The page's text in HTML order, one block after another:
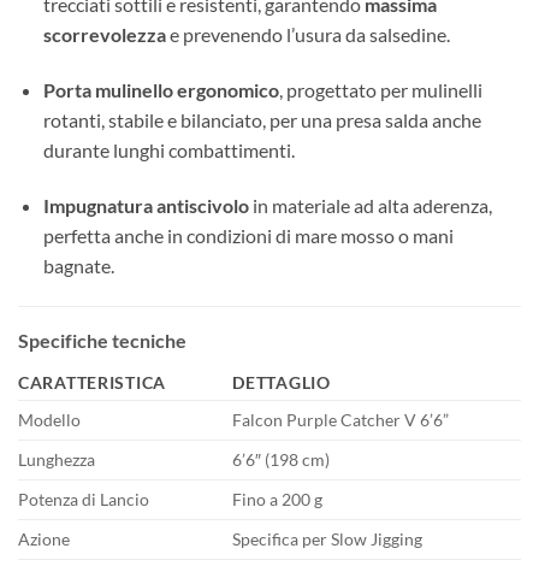
scorrevolezzae prevenendo l’usura da salsedine.
Porta mulinello ergonomico, progettato per mulinelli
rotanti, stabile e bilanciato, per una presa salda anche
durante lunghi combattimenti.
Impugnatura antiscivoloin materiale ad alta aderenza,
perfetta anche in condizioni di mare mosso o mani
bagnate.
Specifiche tecniche
CARATTERISTICA
DETTAGLIO
Modello
Falcon Purple Catcher V 6’6”
Lunghezza
6’6″ (198 cm)
Potenza di Lancio
Fino a 200 g
Azione
Specifica per Slow Jigging